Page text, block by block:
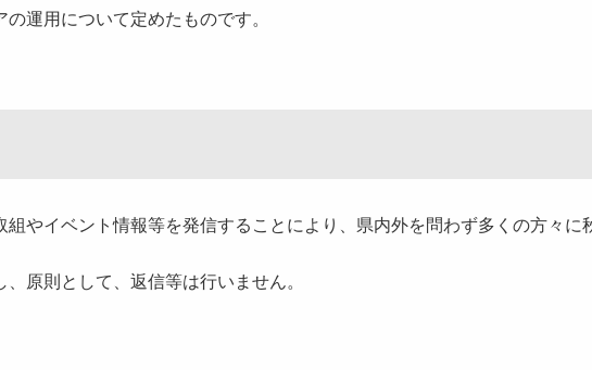
運用について定めたものです。
やイベント情報等を発信することにより、県内外を問わず多くの方々に
原則として、返信等は行いません。